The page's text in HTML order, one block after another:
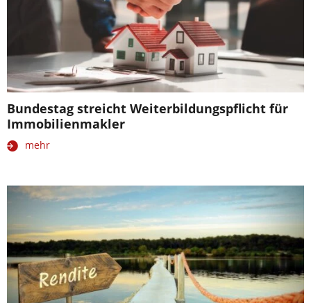
Bundestag streicht Weiterbildungspflicht für
Immobilienmakler
mehr